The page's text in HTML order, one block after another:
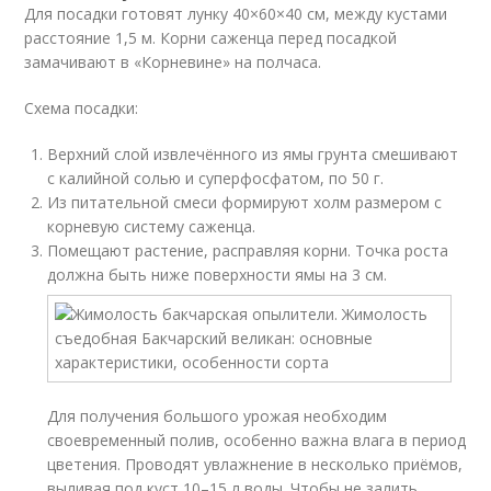
Для посадки готовят лунку 40×60×40 см, между кустами
расстояние 1,5 м. Корни саженца перед посадкой
замачивают в «Корневине» на полчаса.
Схема посадки:
Верхний слой извлечённого из ямы грунта смешивают
с калийной солью и суперфосфатом, по 50 г.
Из питательной смеси формируют холм размером с
корневую систему саженца.
Помещают растение, расправляя корни. Точка роста
должна быть ниже поверхности ямы на 3 см.
Для получения большого урожая необходим
своевременный полив, особенно важна влага в период
цветения. Проводят увлажнение в несколько приёмов,